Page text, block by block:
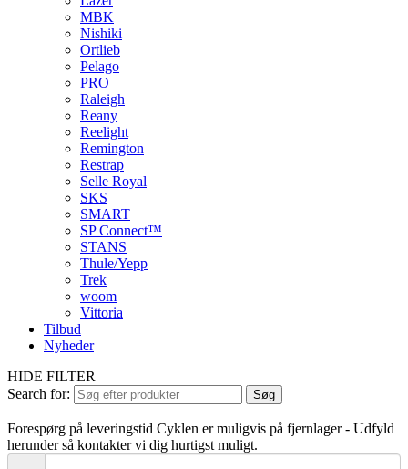
MBK
Nishiki
Ortlieb
Pelago
PRO
Raleigh
Reany
Reelight
Remington
Restrap
Selle Royal
SKS
SMART
SP Connect™
STANS
Thule/Yepp
Trek
woom
Vittoria
Tilbud
Nyheder
HIDE FILTER
Search for:
Søg
Forespørg på leveringstid Cyklen er muligvis på fjernlager - Udfyld
herunder så kontakter vi dig hurtigst muligt.